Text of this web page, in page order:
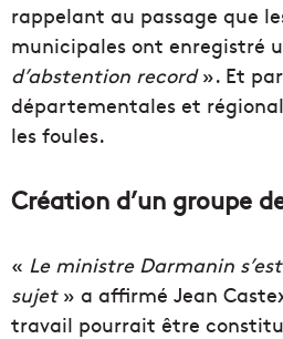
rappelant au passage que
municipales ont enregistré
d’abstention record». Et
départementales et
les foules.
Création d’un groupe
« Le ministre Darmanin
sujet» a affirmé Jean
travail pourrait être